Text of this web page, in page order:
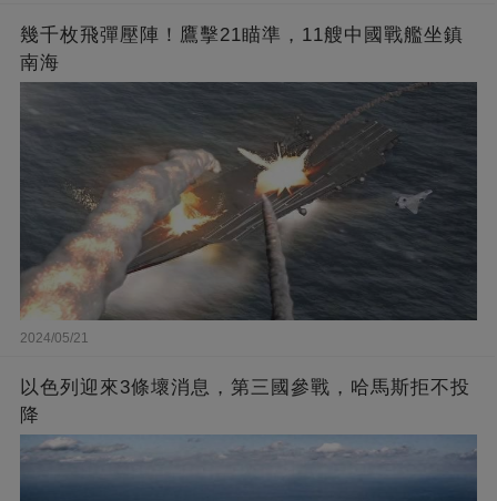
幾千枚飛彈壓陣！鷹擊21瞄準，11艘中國戰艦坐鎮
南海
2024/05/21
以色列迎來3條壞消息，第三國參戰，哈馬斯拒不投
降